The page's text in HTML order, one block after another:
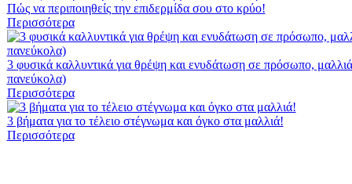
Πώς να περιποιηθείς την επιδερμίδα σου στο κρύο!
Περισσότερα
3 φυσικά καλλυντικά για θρέψη και ενυδάτωση σε πρόσωπο,
πανεύκολα)
Περισσότερα
3 βήματα για το τέλειο στέγνωμα και όγκο στα μαλλιά!
Περισσότερα